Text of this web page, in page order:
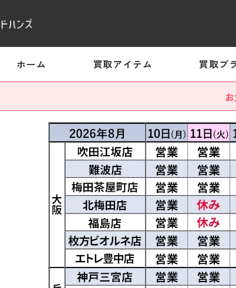
ホーム 買取アイテム 買取ブ